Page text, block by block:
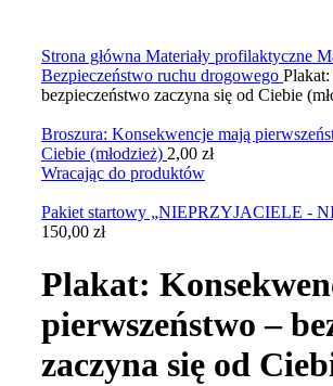
Strona główna Materiały profilaktyczne
Bezpieczeństwo ruchu drogowego
bezpieczeństwo zaczyna się od Ciebie
Broszura: Konsekwencje mają
Ciebie (młodzież) 2,00 zł
Wracając do produktów
Pakiet startowy „NIEPRZYJACIELE -
150,00 zł
Plakat:
pierwszeństwo –
zaczyna się od